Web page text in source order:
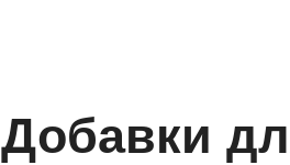
Добавки